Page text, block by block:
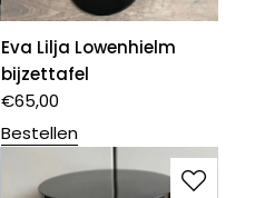
Eva Lilja Lowenhielm
bijzettafel
€65,00
Bestellen